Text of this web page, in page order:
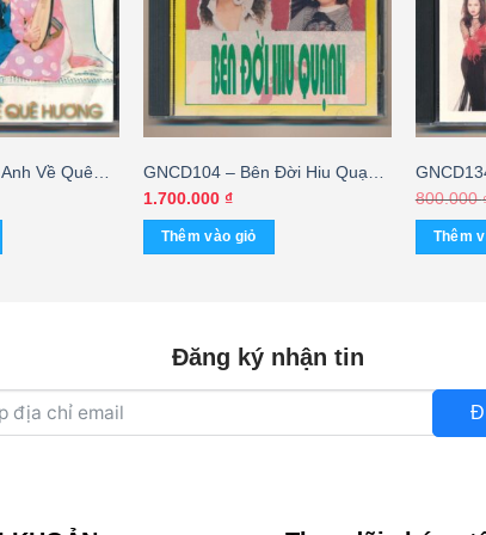
Về Quê
– Hoàng
– cái
GNCD104 – Bên Đời Hiu Quạnh
– Ngọc Lan – Kiều Nga – Đức
Huy (3 Góc) KGMG
1.700.000 ₫
Thêm vào giỏ
(Phôi 3
800.000
Thêm
Đăng ký nhận tin